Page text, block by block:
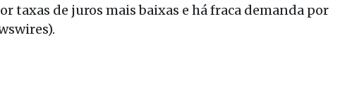
taxas de juros mais baixas e há fraca demanda por